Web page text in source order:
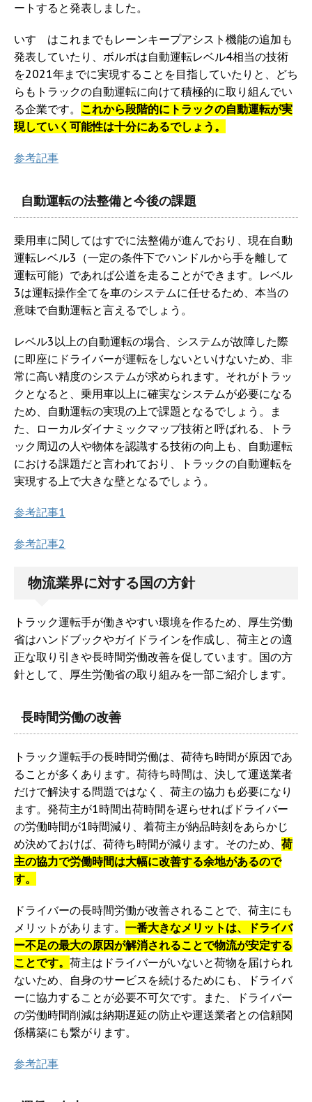
ートすると発表しました。
いすゞはこれまでもレーンキープアシスト機能の追加も
発表していたり、ボルボは自動運転レベル4相当の技術
を2021年までに実現することを目指していたりと、どち
らもトラックの自動運転に向けて積極的に取り組んでい
る企業です。 これから段階的にトラックの自動運転が実
現していく可能性は十分にあるでしょう。
参考記事
自動運転の法整備と今後の課題
乗用車に関してはすでに法整備が進んでおり、現在自動
運転レベル3（一定の条件下でハンドルから手を離して
運転可能）であれば公道を走ることができます。レベル
3は運転操作全てを車のシステムに任せるため、本当の
意味で自動運転と言えるでしょう。
レベル3以上の自動運転の場合、システムが故障した際
に即座にドライバーが運転をしないといけないため、非
常に高い精度のシステムが求められます。それがトラッ
クとなると、乗用車以上に確実なシステムが必要になる
ため、自動運転の実現の上で課題となるでしょう。ま
た、ローカルダイナミックマップ技術と呼ばれる、トラ
ック周辺の人や物体を認識する技術の向上も、自動運転
における課題だと言われており、トラックの自動運転を
実現する上で大きな壁となるでしょう。
参考記事1
参考記事2
物流業界に対する国の方針
トラック運転手が働きやすい環境を作るため、厚生労働
省はハンドブックやガイドラインを作成し、荷主との適
正な取り引きや長時間労働改善を促しています。国の方
針として、厚生労働省の取り組みを一部ご紹介します。
長時間労働の改善
トラック運転手の長時間労働は、荷待ち時間が原因であ
ることが多くあります。荷待ち時間は、決して運送業者
だけで解決する問題ではなく、荷主の協力も必要になり
ます。発荷主が1時間出荷時間を遅らせればドライバー
の労働時間が1時間減り、着荷主が納品時刻をあらかじ
め決めておけば、荷待ち時間が減ります。そのため、 荷
主の協力で労働時間は大幅に改善する余地があるので
す。
ドライバーの長時間労働が改善されることで、荷主にも
メリットがあります。 一番大きなメリットは、ドライバ
ー不足の最大の原因が解消されることで物流が安定する
ことです。 荷主はドライバーがいないと荷物を届けられ
ないため、自身のサービスを続けるためにも、ドライバ
ーに協力することが必要不可欠です。また、ドライバー
の労働時間削減は納期遅延の防止や運送業者との信頼関
係構築にも繋がります。
参考記事